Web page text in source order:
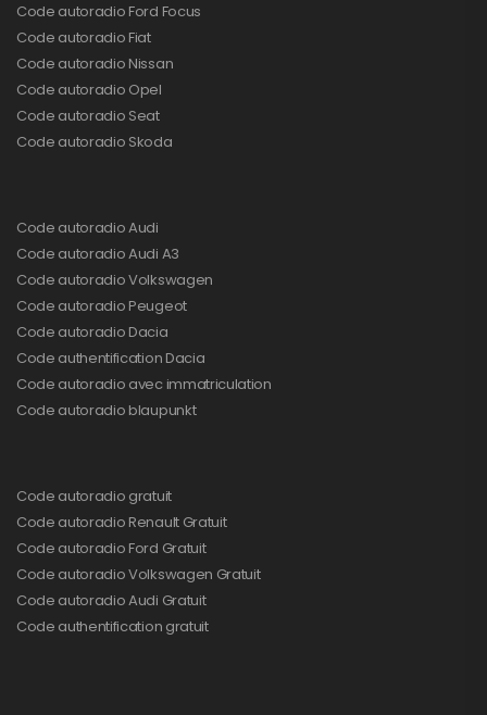
Code autoradio Ford Focus
Code autoradio Fiat
Code autoradio Nissan
Code autoradio Opel
Code autoradio Seat
Code autoradio Skoda
Code autoradio Audi
Code autoradio Audi A3
Code autoradio Volkswagen
Code autoradio Peugeot
Code autoradio Dacia
Code authentification Dacia
Code autoradio avec immatriculation
Code autoradio blaupunkt
Code autoradio gratuit
Code autoradio Renault Gratuit
Code autoradio Ford Gratuit
Code autoradio Volkswagen Gratuit
Code autoradio Audi Gratuit
Code authentification gratuit